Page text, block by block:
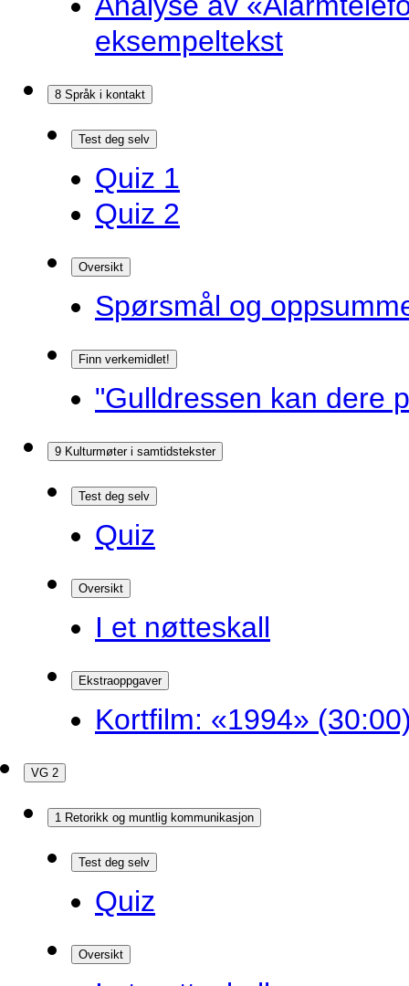
eksempeltekst
8 Språk i kontakt
Test deg selv
Quiz 1
Quiz 2
Oversikt
Spørsmål og
Finn verkemidlet!
"Gulldressen kan dere
9 Kulturmøter i samtidstekster
Test deg selv
Quiz
Oversikt
I et nøtteskall
Ekstraoppgaver
Kortfilm: «1994»
VG 2
1 Retorikk og muntlig kommunikasjon
Test deg selv
Quiz
Oversikt